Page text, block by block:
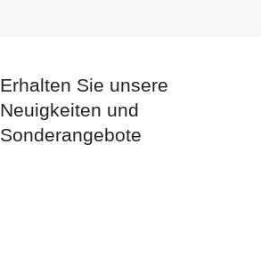
Erhalten Sie unsere
Neuigkeiten und
Sonderangebote